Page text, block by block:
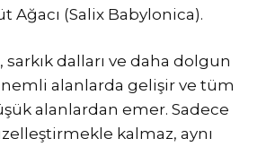
Ağacı (Salix Babylonica).
sarkık dalları ve daha dolgun
nemli alanlarda gelişir ve tüm
alanlardan emer. Sadece
kalmaz, aynı